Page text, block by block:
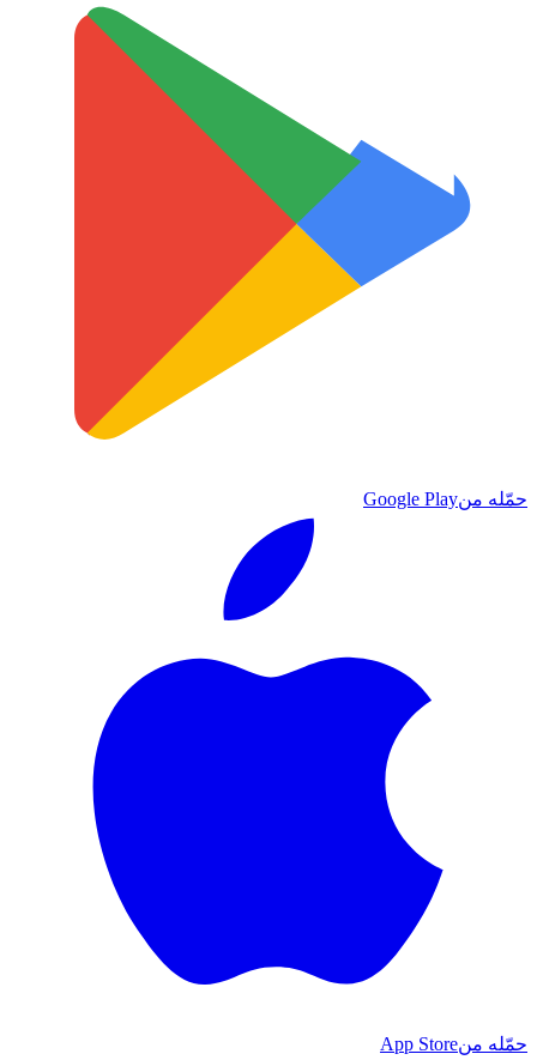
حمّله منGoogle Play
حمّله منApp Store